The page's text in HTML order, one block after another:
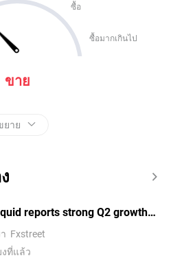
ซื้อ
ซื้อมากเกินไป
ขาย
ยาย
reports strong Q2 growth
revenue decline
Fxstreet
ที่แล้ว